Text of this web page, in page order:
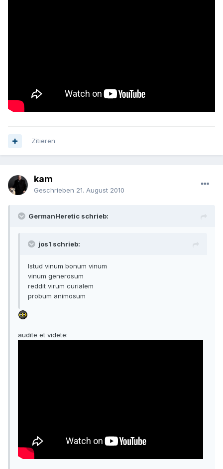
Zitieren
kam
Geschrieben 21. August 2010
GermanHeretic schrieb:
jos1 schrieb:
Istud vinum bonum vinum
vinum generosum
reddit virum curialem
probum animosum
audite et videte: